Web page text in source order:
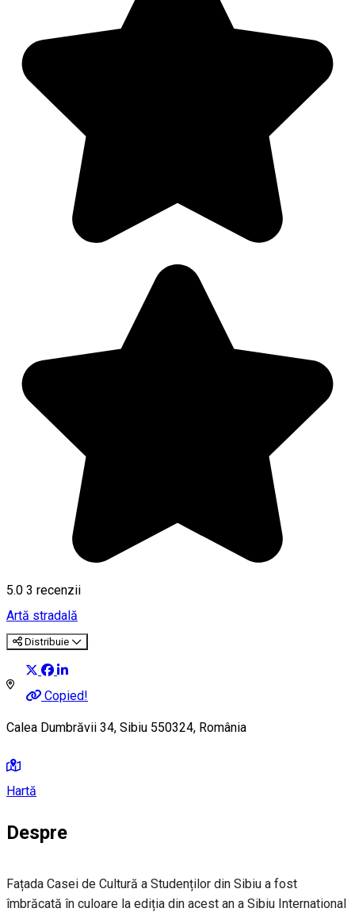
5.0 3 recenzii
Artă stradală
Distribuie
Copied!
Calea Dumbrăvii 34, Sibiu 550324, România
Hartă
Despre
Fațada Casei de Cultură a Studenților din Sibiu a fost
îmbrăcată în culoare la ediția din acest an a Sibiu International